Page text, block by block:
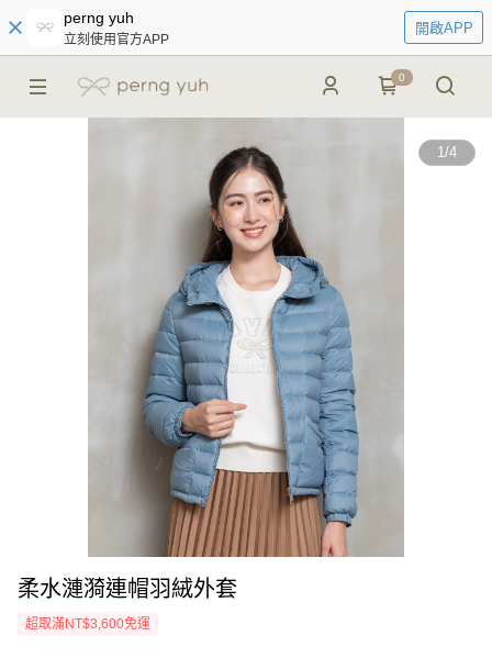
perng yuh
立刻使用官方APP
開啟APP
0
1/4
柔水漣漪連帽羽絨外套
超取滿NT$3,600免運